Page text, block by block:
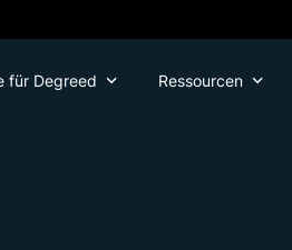
für Degreed Ressourcen